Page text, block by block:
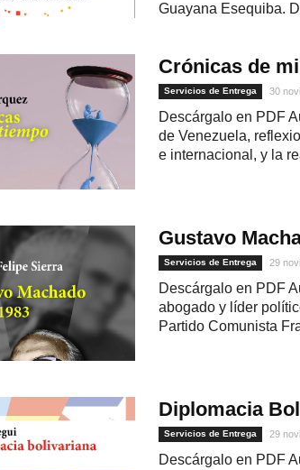
Guayana Esequiba.
Crónicas de
Servicios de Entrega 30
Descárgalo en PDF
de Venezuela,
e internacional, y la
Gustavo
Servicios de Entrega 29
Descárgalo en PDF
abogado y líder
Partido Comunista
Diplomacia
Servicios de Entrega 29
Descárgalo en PDF